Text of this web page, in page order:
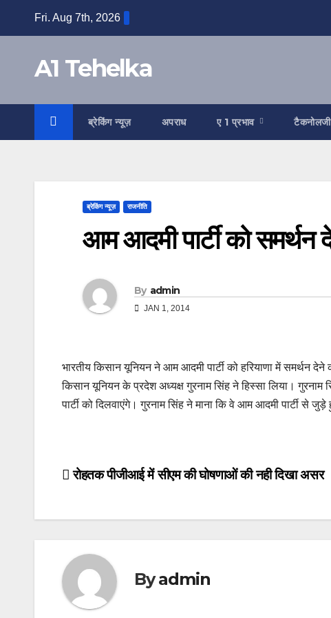
Fri. Aug 7th, 2026
A1 Tehelka
ब्रेकिंग न्यूज़ अपराध ए 1 प्रभाव टैकनोलजी
ब्रेकिंग न्यूज़ राजनीति
आम आदमी पार्टी को समर्थन
By admin
JAN 1, 2014
भारतीय किसान यूनियन ने आम आदमी पार्टी को हरियाणा में समर्थन
किसान यूनियन के प्रदेश अध्यक्ष गुरनाम सिंह ने हिस्सा लिया। गुरनाम
पार्टी को दिलवाएंगे। गुरनाम सिंह ने माना कि वे आम आदमी पार्टी
Post
रोहतक पीजीआई में सीएम की घोषणाओं की नही दिखा असर
Byadmin